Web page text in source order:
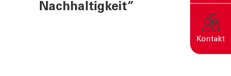
Kontakt
Nachhaltigkeit”